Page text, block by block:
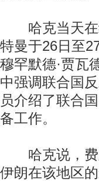
哈克当天在
特曼于26日至
穆罕默德·贾瓦
中强调联合国
员介绍了联合
备工作。
哈克说，费
伊朗在该地区